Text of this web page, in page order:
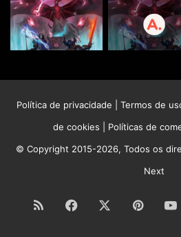
Política de privacidade Termos de
de cookies
Políticas de
© Copyright 2015-2026, Todos os
Next
RSS Facebook